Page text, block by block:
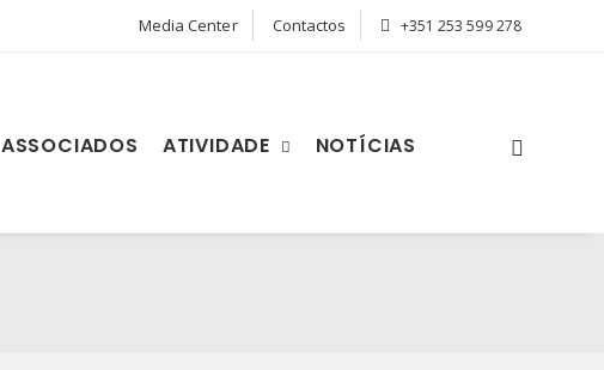
Media Center Contactos +351 253 599 278
ASSOCIADOS ATIVIDADE NOTÍCIAS